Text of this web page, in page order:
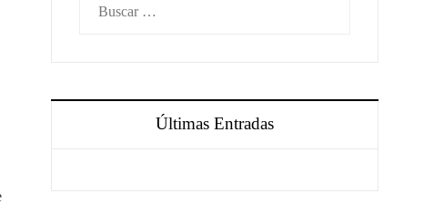
Últimas Entradas